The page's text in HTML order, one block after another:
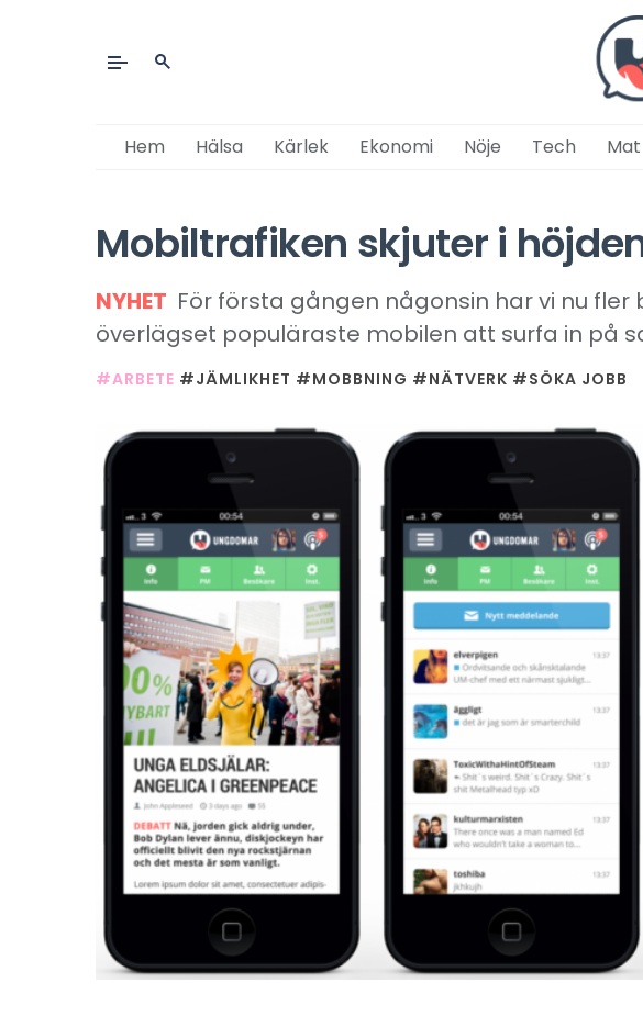
Hem Hälsa Kärlek Ekonomi Nöje Tech Mat
Mobiltrafiken skjuter i
NYHET För första gången någonsin har vi nu
överlägset populäraste mobilen att surfa in på
#ARBETE #JÄMLIKHET #MOBBNING #NÄTVERK #SÖKA JOBB